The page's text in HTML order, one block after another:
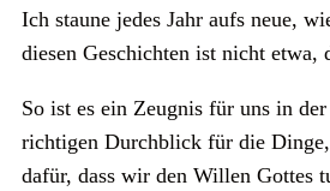
Ich staune jedes Jahr aufs neue,
diesen Geschichten ist nicht etwa,
So ist es ein Zeugnis für uns in
richtigen Durchblick für die
dafür, dass wir den Willen Gottes